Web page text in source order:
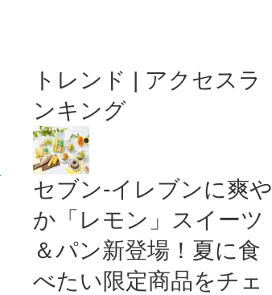
トレンド | アクセスラ
ンキング
セブン‐イレブンに爽や
か「レモン」スイーツ
＆パン新登場！夏に食
べたい限定商品をチェ